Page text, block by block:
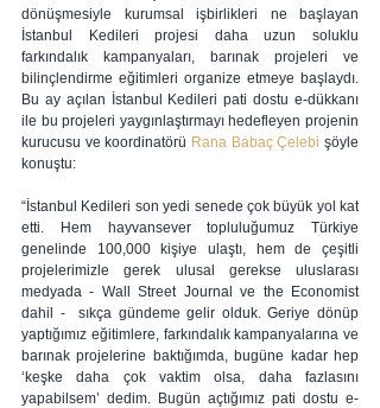
dönüşmesiyle kurumsal işbirlikleri ne başlayan
İstanbul Kedileri projesi daha uzun soluklu
farkındalık kampanyaları, barınak projeleri ve
bilinçlendirme eğitimleri organize etmeye başlaydı.
Bu ay açılan İstanbul Kedileri pati dostu e-dükkanı
ile bu projeleri yaygınlaştırmayı hedefleyen projenin
kurucusu ve koordinatörü Rana Babaç Çelebi şöyle
konuştu:
“İstanbul Kedileri son yedi senede çok büyük yol kat
etti. Hem hayvansever topluluğumuz Türkiye
genelinde 100,000 kişiye ulaştı, hem de çeşitli
projelerimizle gerek ulusal gerekse uluslarası
medyada - Wall Street Journal ve the Economist
dahil -  sıkça gündeme gelir olduk. Geriye dönüp
yaptığımız eğitimlere, farkındalık kampanyalarına ve
barınak projelerine baktığımda, bugüne kadar hep
‘keşke daha çok vaktim olsa, daha fazlasını
yapabilsem’ dedim. Bugün açtığımız pati dostu e-